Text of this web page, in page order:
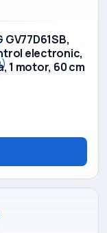
electronic,
1 motor, 60 cm